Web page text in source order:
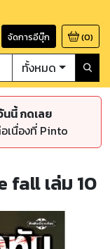
จัดการอีบุ๊ก (0)
ทั้งหมด
นนี้ กดเลย
เนื่องที่ Pinto
เล่ม 10